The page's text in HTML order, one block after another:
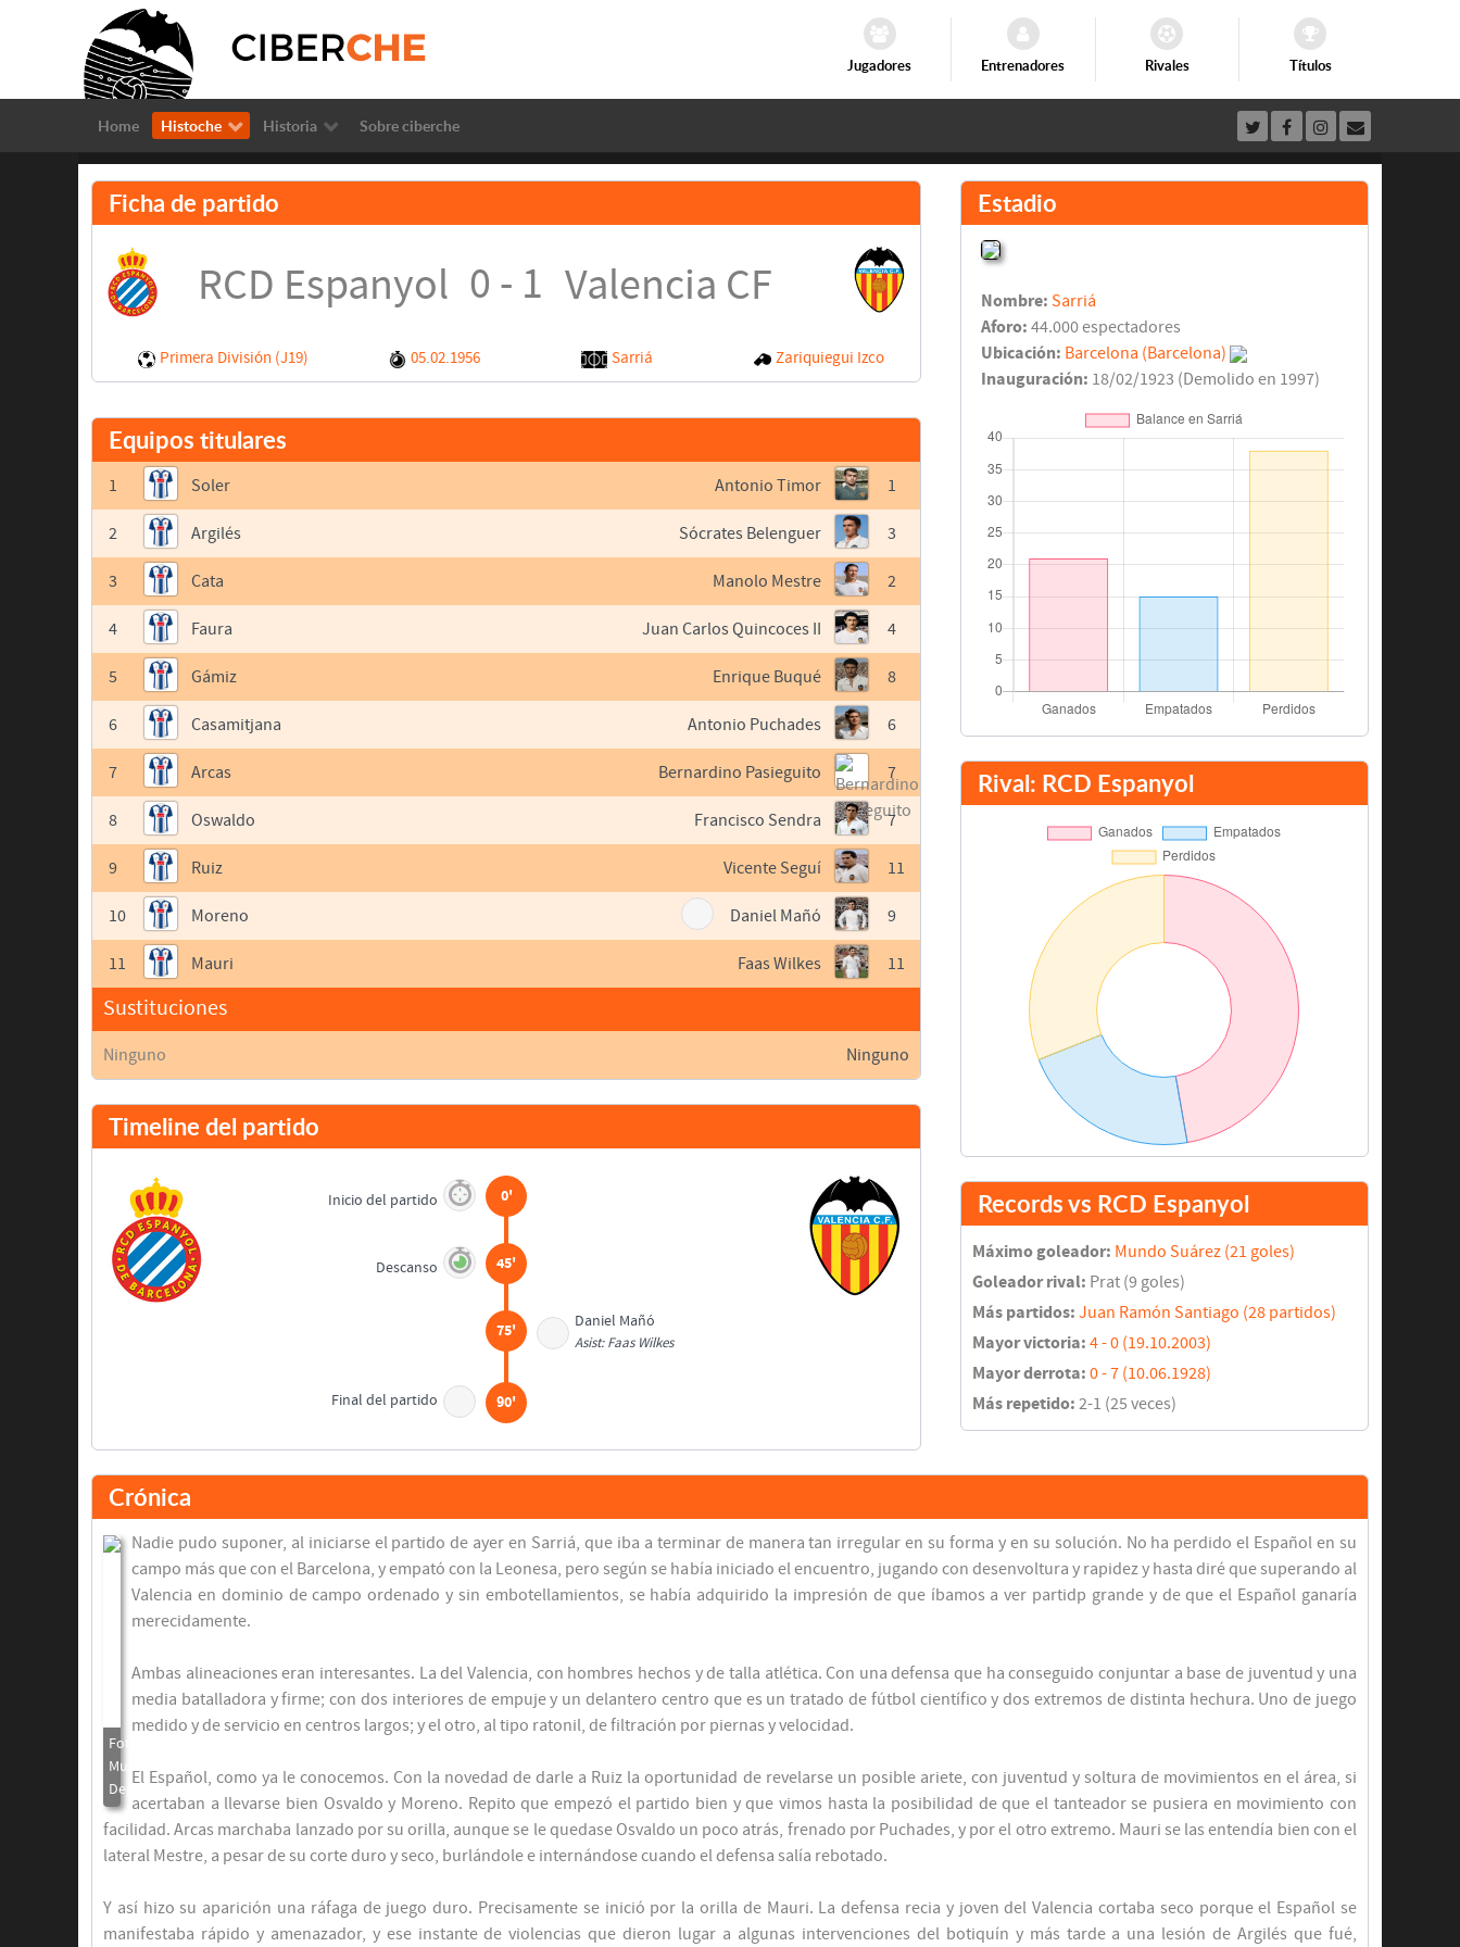
Jugadores Entrenadores Rivales Títulos
Home Histoche Historia Sobre ciberche
Ficha de partido
RCD Espanyol 0 - 1 Valencia CF
Primera División (J19) 05.02.1956 Sarriá Zariquiegui Izco
Equipos titulares
1 Soler
2 Argilés
3 Cata
4 Faura
5 Gámiz
6 Casamitjana
7 Arcas
8 Oswaldo
9 Ruiz
10 Moreno
11 Mauri
Sustituciones
Ninguno
1
Antonio Timor
3
Sócrates Belenguer
2
Manolo Mestre
4
Juan Carlos Quincoces II
8
Enrique Buqué
6
Antonio Puchades
7
Bernardino Pasieguito
7
Francisco Sendra
11
Vicente Seguí
9
Daniel Mañó
11
Faas Wilkes
Ninguno
Timeline del partido
Inicio del partido 0'
Descanso 45'
Daniel Mañó
Asist: Faas Wilkes
75'
Final del partido 90'
Estadio
Nombre: Sarriá
Aforo: 44.000 espectadores
Ubicación: Barcelona (Barcelona)
Inauguración: 18/02/1923 (Demolido en 1997)
Rival: RCD Espanyol
Records vs RCD Espanyol
Máximo goleador: Mundo Suárez (21 goles)
Goleador rival: Prat (9 goles)
Más partidos: Juan Ramón Santiago (28 partidos)
Mayor victoria: 4 - 0 (19.10.2003)
Mayor derrota: 0 - 7 (10.06.1928)
Más repetido: 2-1 (25 veces)
Crónica
Nadie pudo suponer, al iniciarse el partido de ayer en Sarriá, que iba a terminar de manera tan irregular en su forma y en su solución. No ha perdido el Español en su
campo más que con el Barcelona, y empató con la Leonesa, pero según se había iniciado el encuentro, jugando con desenvoltura y rapidez y hasta diré que superando al
Valencia en dominio de campo ordenado y sin embotellamientos, se había adquirido la impresión de que íbamos a ver partidp grande y de que el Español ganaría
merecidamente.
Ambas alineaciones eran interesantes. La del Valencia, con hombres hechos y de talla atlética. Con una defensa que ha conseguido conjuntar a base de juventud y una
media batalladora y firme; con dos interiores de empuje y un delantero centro que es un tratado de fútbol científico y dos extremos de distinta hechura. Uno de juego
medido y de servicio en centros largos; y el otro, al tipo ratonil, de filtración por piernas y velocidad.
El Español, como ya le conocemos. Con la novedad de darle a Ruiz la oportunidad de revelarse un posible ariete, con juventud y soltura de movimientos en el área, si
acertaban a llevarse bien Osvaldo y Moreno. Repito que empezó el partido bien y que vimos hasta la posibilidad de que el tanteador se pusiera en movimiento con
facilidad. Arcas marchaba lanzado por su orilla, aunque se le quedase Osvaldo un poco atrás, frenado por Puchades, y por el otro extremo. Mauri se las entendía bien con el
lateral Mestre, a pesar de su corte duro y seco, burlándole e internándose cuando el defensa salía rebotado.
Y así hizo su aparición una ráfaga de juego duro. Precisamente se inició por la orilla de Mauri. La defensa recia y joven del Valencia cortaba seco porque el Español se
manifestaba rápido y amenazador, y ese instante de violencias que dieron lugar a algunas intervenciones del botiquín y más tarde a una lesión de Argilés que fué,